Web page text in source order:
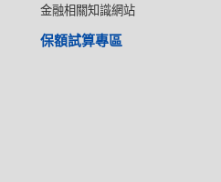
金融相關知識網站
保額試算專區